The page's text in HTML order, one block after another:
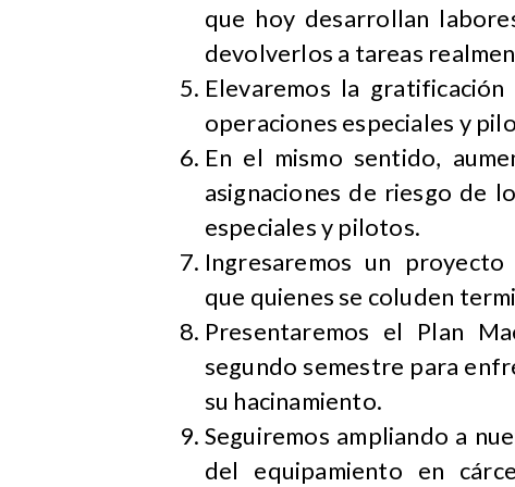
que hoy desarrollan
devolverlos a tareas
Elevaremos la
operaciones especiales y
En el mismo sentido,
asignaciones de riesgo de
especiales y pilotos.
Ingresaremos un
que quienes se coluden
Presentaremos el Plan
segundo semestre para
su hacinamiento.
Seguiremos ampliando a
del equipamiento en